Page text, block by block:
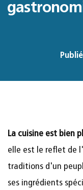
La cuisine est bien
elle est le reflet de
traditions d'un
ses ingrédients